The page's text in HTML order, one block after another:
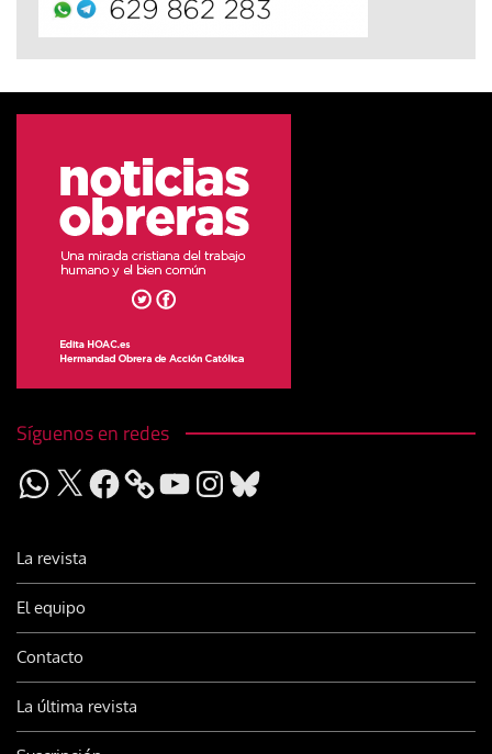
Síguenos en redes
WhatsApp
X Facebook YouTubeInstagram
Bluesky
La revista
El equipo
Contacto
La última revista